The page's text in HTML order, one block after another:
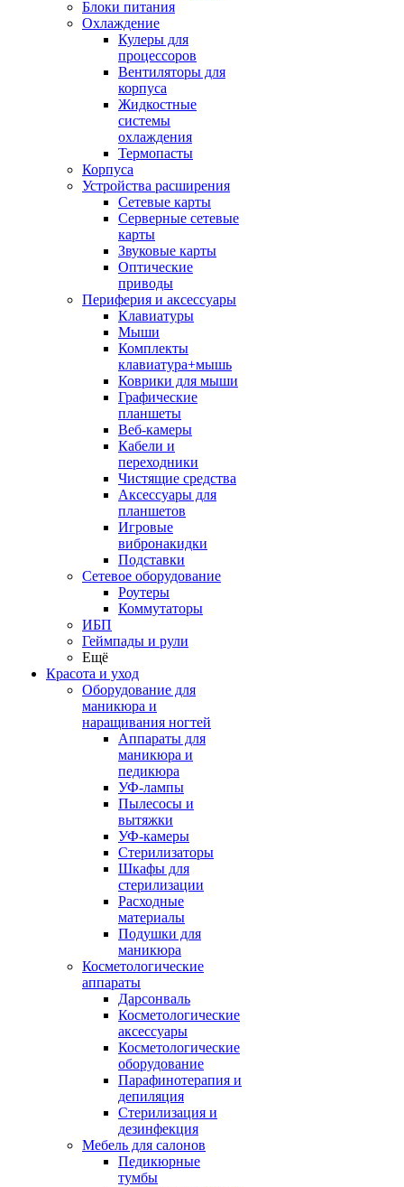
Блоки питания
Охлаждение
Кулеры для
процессоров
Вентиляторы для
корпуса
Жидкостные
системы
охлаждения
Термопасты
Корпуса
Устройства расширения
Сетевые карты
Серверные сетевые
карты
Звуковые карты
Оптические
приводы
Периферия и аксессуары
Клавиатуры
Мыши
Комплекты
клавиатура+мышь
Коврики для мыши
Графические
планшеты
Веб-камеры
Кабели и
переходники
Чистящие средства
Аксессуары для
планшетов
Игровые
вибронакидки
Подставки
Сетевое оборудование
Роутеры
Коммутаторы
ИБП
Геймпады и рули
Ещё
Красота и уход
Оборудование для
маникюра и
наращивания ногтей
Аппараты для
маникюра и
педикюра
УФ-лампы
Пылесосы и
вытяжки
УФ-камеры
Стерилизаторы
Шкафы для
стерилизации
Расходные
материалы
Подушки для
маникюра
Косметологические
аппараты
Дарсонваль
Косметологические
аксессуары
Косметологические
оборудование
Парафинотерапия и
депиляция
Стерилизация и
дезинфекция
Мебель для салонов
Педикюрные
тумбы